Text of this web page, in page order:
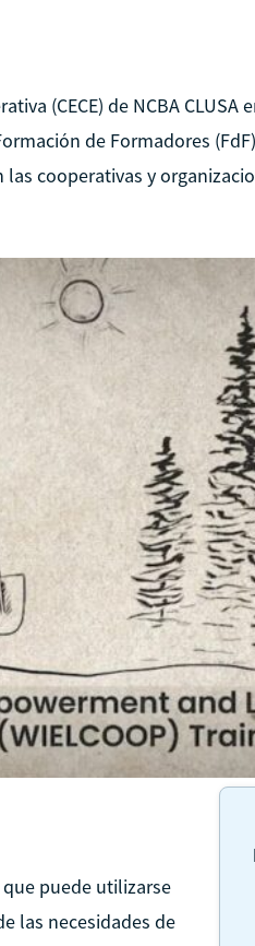
(CECE) de NCBA
de Formadores
cooperativas y
puede utilizarse
las necesidades de